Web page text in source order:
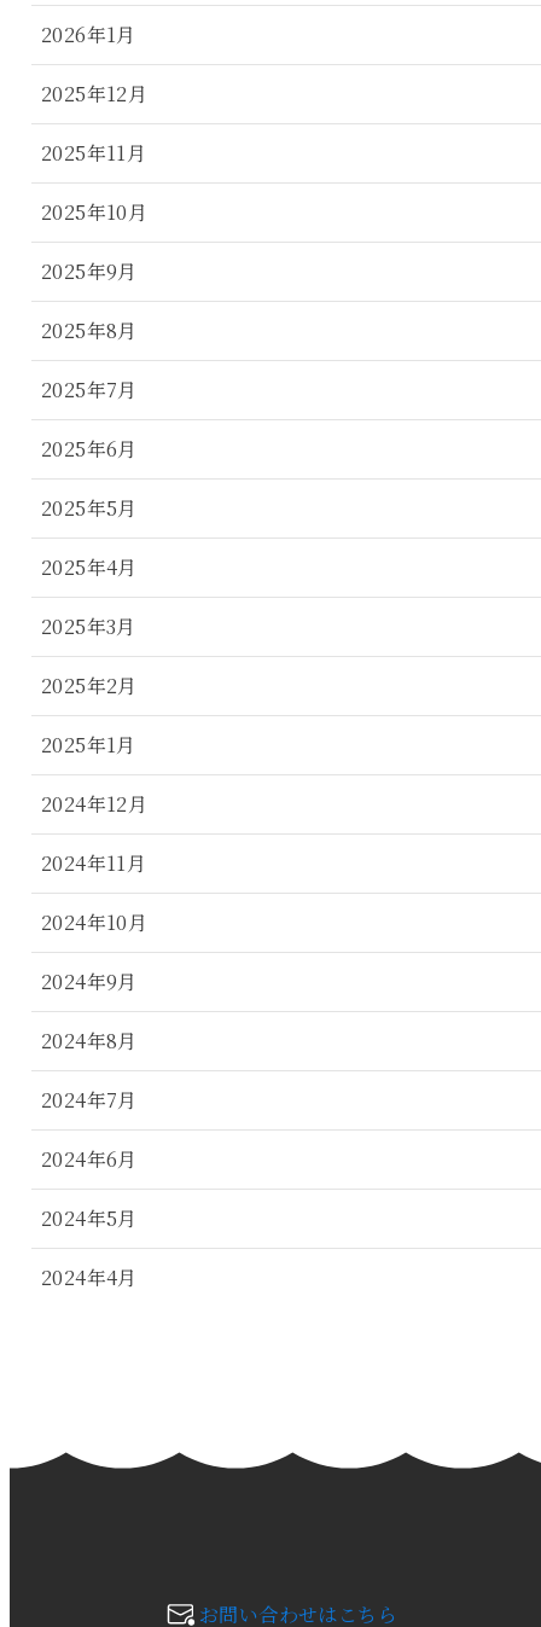
2026年1月
2025年12月
2025年11月
2025年10月
2025年9月
2025年8月
2025年7月
2025年6月
2025年5月
2025年4月
2025年3月
2025年2月
2025年1月
2024年12月
2024年11月
2024年10月
2024年9月
2024年8月
2024年7月
2024年6月
2024年5月
2024年4月
2024年1月
お問い合わせはこちら